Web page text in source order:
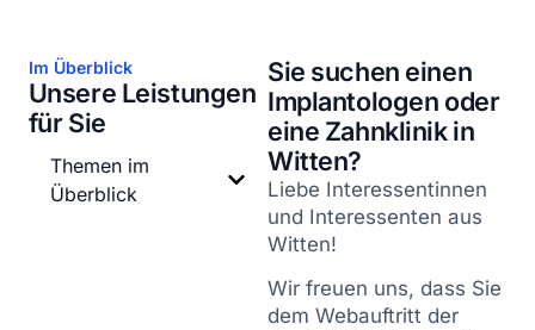
Im Überblick
Unsere Leistungen
für Sie
Themen im
Überblick
Sie suchen einen
Implantologen oder
eine Zahnklinik in
Witten?
Liebe Interessentinnen
und Interessenten aus
Witten!
Wir freuen uns, dass Sie
dem Webauftritt der